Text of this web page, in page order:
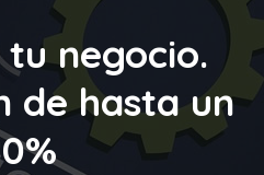
negocio.
de hasta un